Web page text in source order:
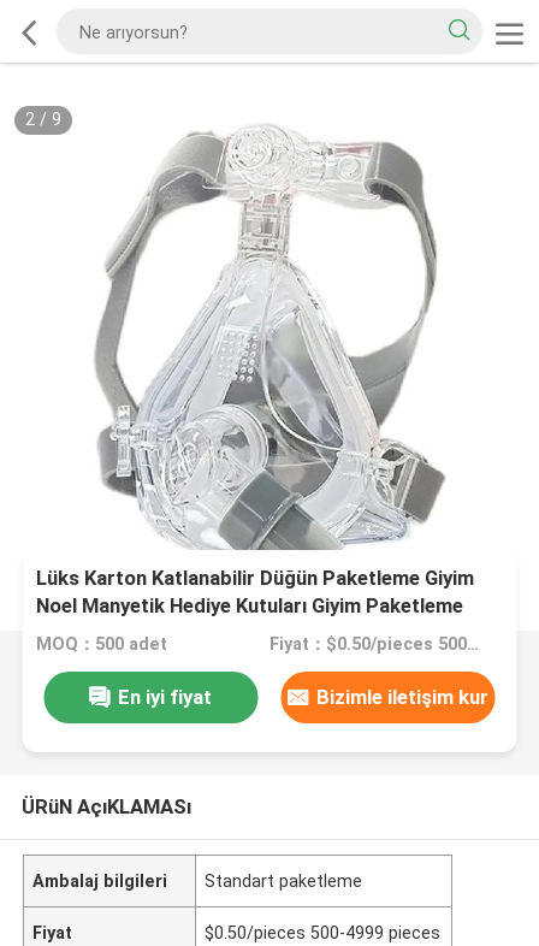
2/ 9
Lüks Karton Katlanabilir Düğün Paketleme Giyim
Noel Manyetik Hediye Kutuları Giyim Paketleme
Rea
MOQ：500 adet Fiyat：$0.50/pieces 500-4999 pieces
En iyi fiyat Bizimle iletişim kur
ÜRüN AçıKLAMASı
Ambalaj bilgileri Standart paketleme
Fiyat $0.50/pieces 500-4999 pieces